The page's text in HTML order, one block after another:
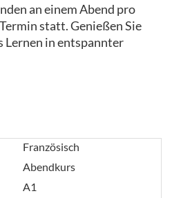
an einem Abend pro
statt. Genießen Sie
Lernen in entspannter
Französisch
Abendkurs
A1